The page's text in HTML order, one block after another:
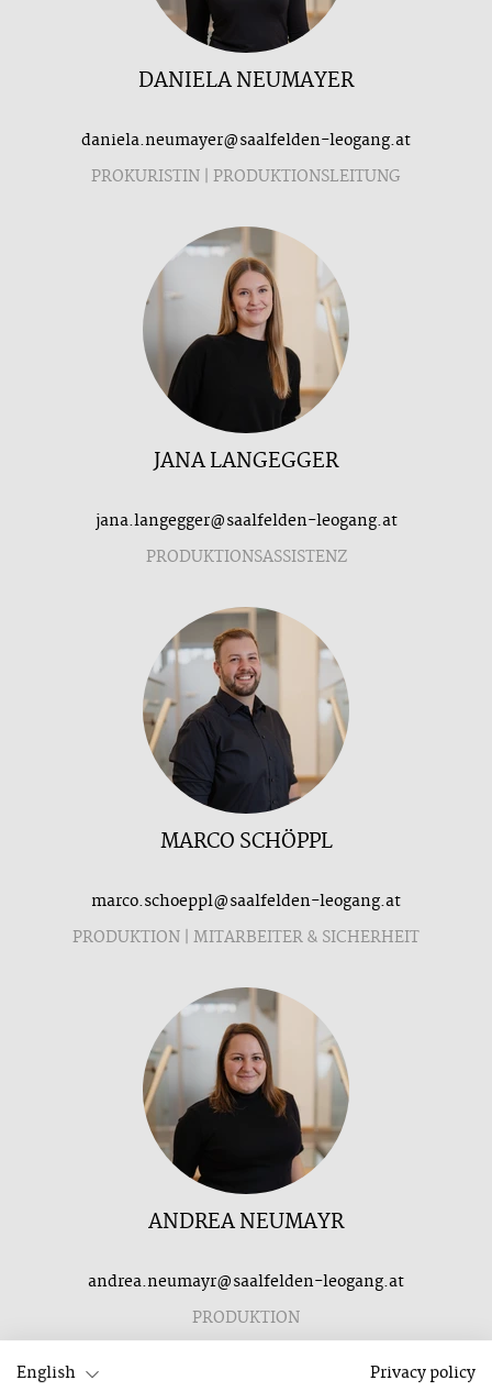
DANIELA NEUMAYER
daniela.neumayer@saalfelden-leogang.at
PROKURISTIN | PRODUKTIONSLEITUNG
JANA LANGEGGER
jana.langegger@saalfelden-leogang.at
PRODUKTIONSASSISTENZ
MARCO SCHÖPPL
marco.schoeppl@saalfelden-leogang.at
PRODUKTION | MITARBEITER & SICHERHEIT
ANDREA NEUMAYR
andrea.neumayr@saalfelden-leogang.at
PRODUKTION
English
Privacy policy